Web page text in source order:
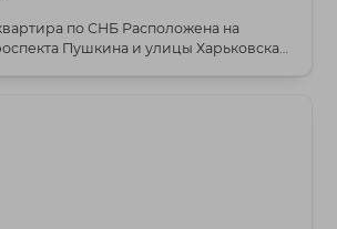
по СНБ Расположена на
Пушкина и улицы Харьковская,